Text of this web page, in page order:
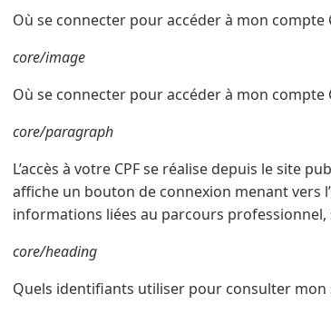
Où se connecter pour accéder à mon compte
core/image
Où se connecter pour accéder à mon compte
core/paragraph
L’accès à votre CPF se réalise depuis le site
affiche un bouton de connexion menant vers
informations liées au parcours
core/heading
Quels identifiants utiliser pour consulter mon